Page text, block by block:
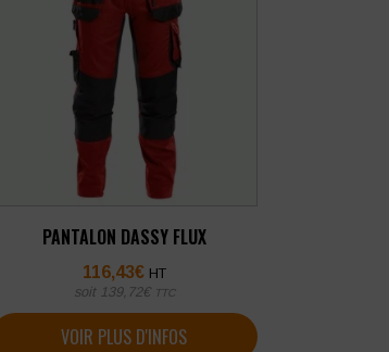
PANTALON DASSY FLUX
116,43€ HT
soit 139,72€ TTC
VOIR PLUS D'INFOS